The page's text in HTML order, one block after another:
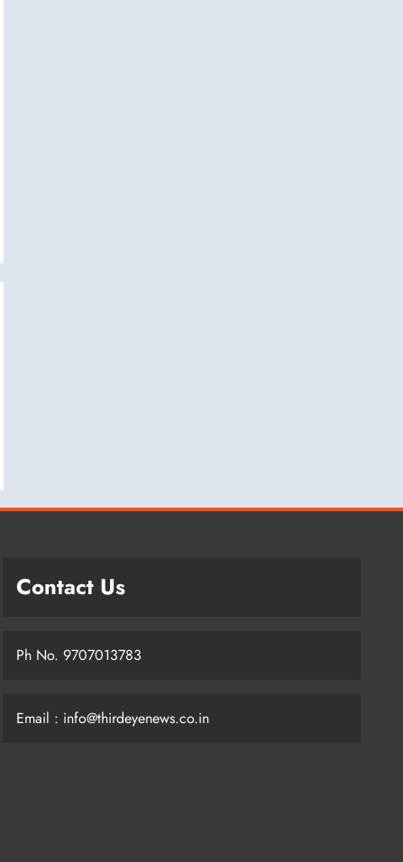
Contact Us
Ph No. 9707013783
Email : info@thirdeyenews.co.in